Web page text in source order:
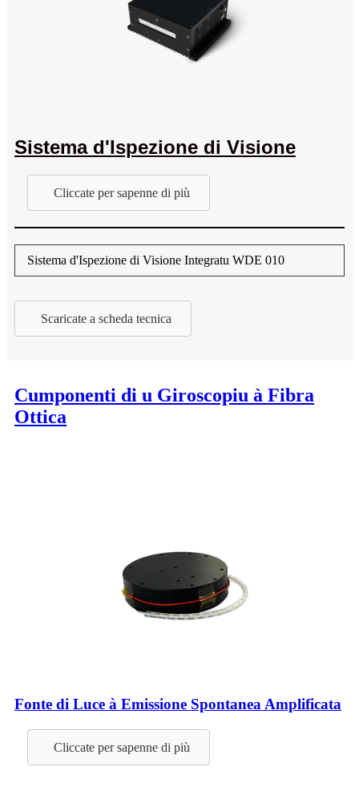
Sistema d'Ispezione di Visione
Cliccate per sapenne di più
Sistema d'Ispezione di Visione Integratu WDE 010
Scaricate a scheda tecnica
Cumponenti di u Giroscopiu à Fibra
Ottica
Fonte di Luce à Emissione Spontanea Amplificata
Cliccate per sapenne di più